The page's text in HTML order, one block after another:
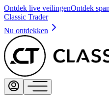
Ontdek live veilingenOntdek
Classic Trader
Nu ontdekken